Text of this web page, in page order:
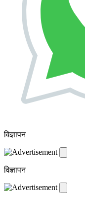
विज्ञापन
विज्ञापन